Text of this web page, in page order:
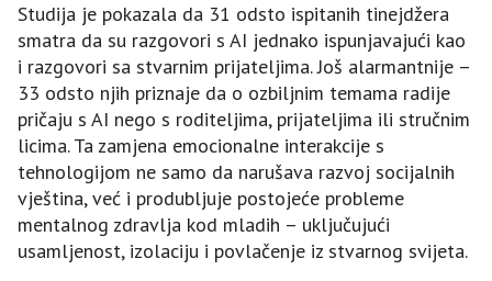
Studija je pokazala da 31 odsto ispitanih tinejdžera
smatra da su razgovori s AI jednako ispunjavajući kao
i razgovori sa stvarnim prijateljima. Još alarmantnije –
33 odsto njih priznaje da o ozbiljnim temama radije
pričaju s AI nego s roditeljima, prijateljima ili stručnim
licima. Ta zamjena emocionalne interakcije s
tehnologijom ne samo da narušava razvoj socijalnih
vještina, već i produbljuje postojeće probleme
mentalnog zdravlja kod mladih – uključujući
usamljenost, izolaciju i povlačenje iz stvarnog svijeta.